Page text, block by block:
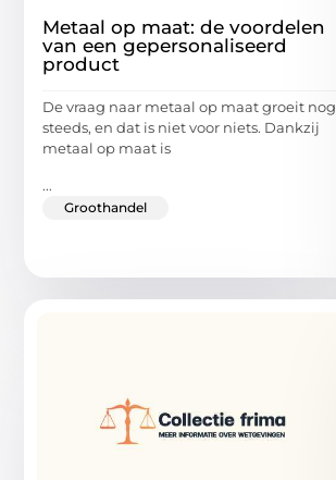
Metaal op maat: de voordelen
van een gepersonaliseerd
product
De vraag naar metaal op maat groeit nog
steeds, en dat is niet voor niets. Dankzij
metaal op maat is
...
Groothandel